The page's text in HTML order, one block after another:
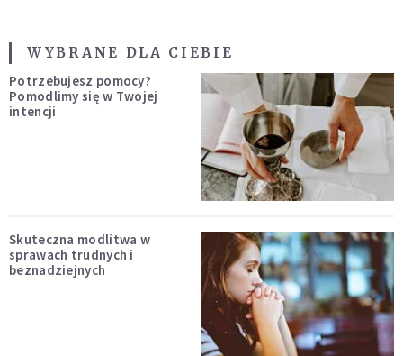
WYBRANE DLA CIEBIE
Potrzebujesz pomocy?
Pomodlimy się w Twojej
intencji
Skuteczna modlitwa w
sprawach trudnych i
beznadziejnych